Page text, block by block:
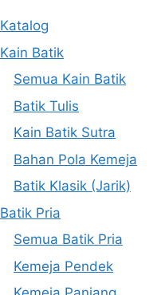
Katalog
Kain Batik
Semua Kain Batik
Batik Tulis
Kain Batik Sutra
Bahan Pola Kemeja
Batik Klasik (Jarik)
Batik Pria
Semua Batik Pria
Kemeja Pendek